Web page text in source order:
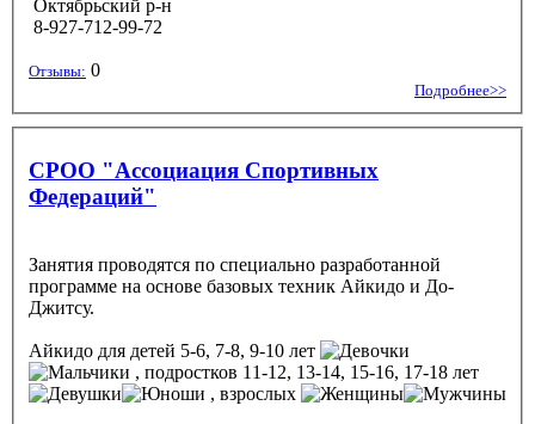
Октябрьский р-н
8-927-712-99-72
Отзывы: 0
Подробнее>>
СРОО "Ассоциация Спортивных
Федераций"
Занятия проводятся по специально разработанной
программе на основе базовых техник Айкидо и До-
Джитсу.
Айкидо для детей 5-6, 7-8, 9-10 лет
, подростков 11-12, 13-14, 15-16, 17-18 лет
, взрослых